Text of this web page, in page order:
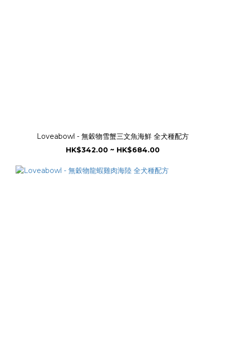
Loveabowl - 無穀物雪蟹三文魚海鮮 全犬種配方
HK$342.00 ~ HK$684.00